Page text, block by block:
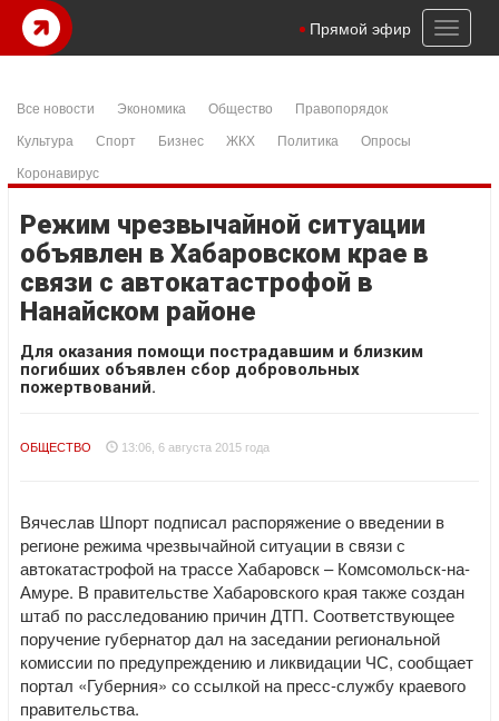
Toggle
Прямой эфир
Все новости Экономика Общество
Правопорядок
Культура
Спорт Бизнес ЖКХ Политика
Опросы
Коронавирус
Режим чрезвычайной ситуации
объявлен в Хабаровском крае в
связи с автокатастрофой в
Нанайском районе
Для оказания помощи пострадавшим и близким
погибших объявлен сбор добровольных
пожертвований.
ОБЩЕСТВО 13:06, 6 августа 2015 года
Вячеслав Шпорт подписал распоряжение о введении в
регионе режима чрезвычайной ситуации в связи с
автокатастрофой на трассе Хабаровск – Комсомольск-на-
Амуре. В правительстве Хабаровского края также создан
штаб по расследованию причин ДТП. Соответствующее
поручение губернатор дал на заседании региональной
комиссии по предупреждению и ликвидации ЧС, сообщает
портал «Губерния» со ссылкой на пресс-службу краевого
правительства.